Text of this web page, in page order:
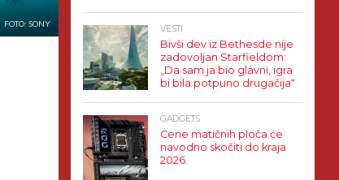
FOTO: SONY VESTI
Bivši dev iz Bethesde nije
zadovoljan Starfieldom:
„Da sam ja bio glavni, igra
bi bila potpuno drugačija“
GADGETS
Cene matičnih ploča će
navodno skočiti do kraja
2026.